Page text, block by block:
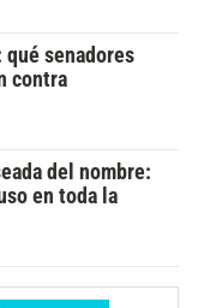
qué senadores
contra
del nombre:
en toda la